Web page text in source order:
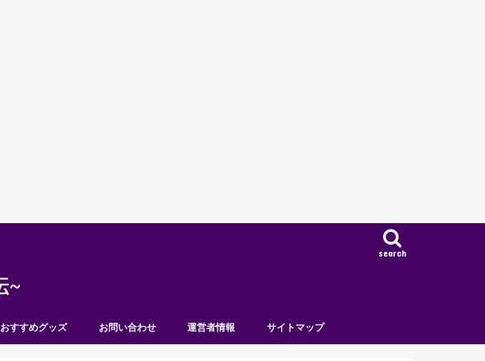
search
おすすめグッズ お問い合わせ 運営者情報 サイトマップ